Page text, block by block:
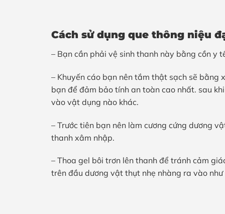
Cách sử dụng que thông niệu
– Bạn cần phải vệ sinh thanh này bằng cồn y
– Khuyến cáo bạn nên tắm thật sạch sẽ
bạn để đảm bảo tính an toàn cao nhất. sau
vào vật dụng nào khác.
– Trước tiên bạn nên làm cương cứng dương
thanh xâm nhập.
– Thoa gel bôi trơn lên thanh để tránh cảm
trên đầu dương vật thụt nhẹ nhàng ra vào